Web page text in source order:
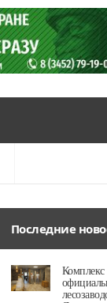
Последние